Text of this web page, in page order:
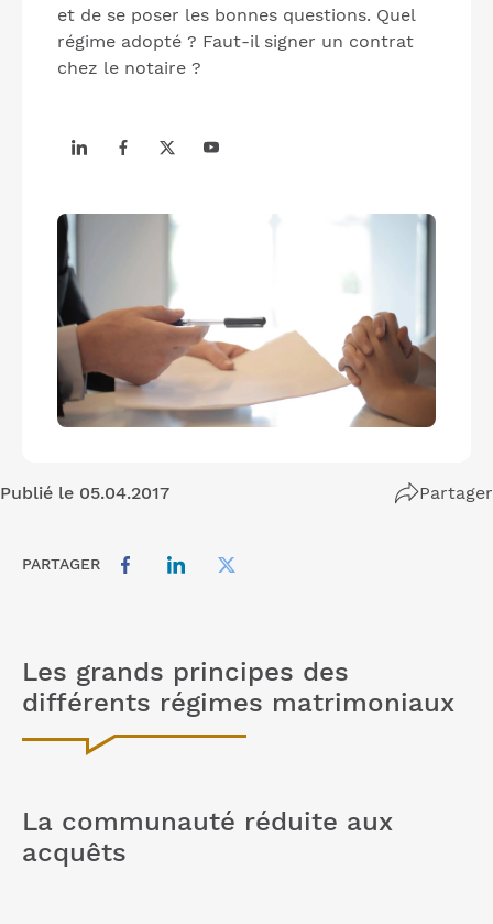
et de se poser les bonnes questions. Quel
régime adopté ? Faut-il signer un contrat
chez le notaire ?
Publié le 05.04.2017 Partager
PARTAGER
Les grands principes des
différents régimes matrimoniaux
La communauté réduite aux
acquêts